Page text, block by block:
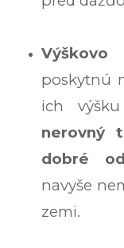
poskytnú
ich
nerovný
dobré
navyše
zemi.